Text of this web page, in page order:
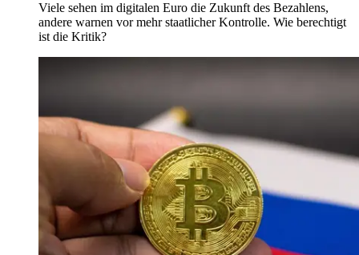
Viele sehen im digitalen Euro die Zukunft des Bezahlens,
andere warnen vor mehr staatlicher Kontrolle. Wie berechtigt
ist die Kritik?